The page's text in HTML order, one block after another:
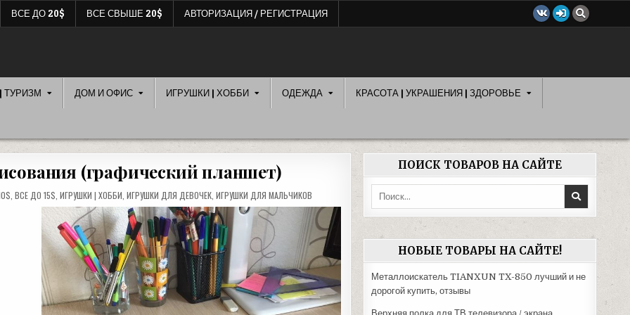
ВСЕ ДО 20$ ВСЕ СВЫШЕ 20$ АВТОРИЗАЦИЯ / РЕГИСТРАЦИЯ
ТУРИЗМ ДОМ И ОФИС ИГРУШКИ | ХОББИ ОДЕЖДА КРАСОТА | УКРАШЕНИЯ | ЗДОРОВЬЕ
(графический планшет)
,ВСЕ ДО 15$ ,ИГРУШКИ | ХОББИ ,ИГРУШКИ ДЛЯ ДЕВОЧЕК ,ИГРУШКИ ДЛЯ МАЛЬЧИКОВ
ПОИСК ТОВАРОВ НА САЙТЕ
Поиск:
НОВЫЕ ТОВАРЫ НА САЙТЕ!
Металлоискатель TIANXUN TX-850 лучший и не
дорогой купить, отзывы